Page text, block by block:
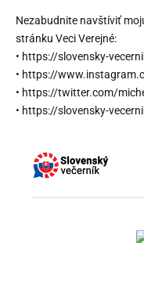
Nezabudnite navštíviť
stránku Veci Verejné:
• https://slovensky-
• https://
• https://twitter.com/
• https://slovensky-